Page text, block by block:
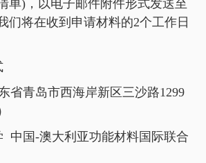
单)，以电子邮件附件形式发送至
们将在收到申请材料的2个工作日
省青岛市西海岸新区三沙路1299
中国-澳大利亚功能材料国际联合